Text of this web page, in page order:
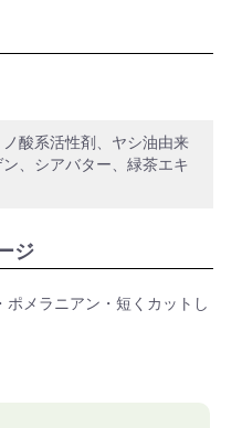
酸系活性剤、ヤシ油由来
、シアバター、緑茶エキ
ジ
ポメラニアン・短くカットし